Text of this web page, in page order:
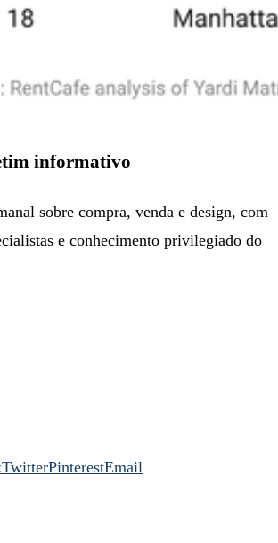
informativo
sobre compra, venda e design, com
e conhecimento privilegiado do
TwitterPinterestEmail